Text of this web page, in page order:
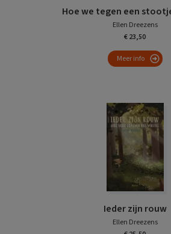
Hoe we tegen een
Ellen Dreezens
€ 23,50
Meer info
Ieder zijn rouw
Ellen Dreezens